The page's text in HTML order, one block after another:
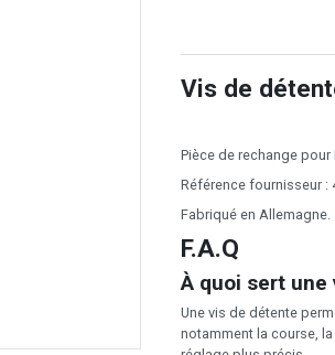
Vis de
Pièce de rechange pour
Référence fournisseur :
Fabriqué en Allemagne.
F.A.Q
À quoi sert une
Une vis de détente
notamment la course,